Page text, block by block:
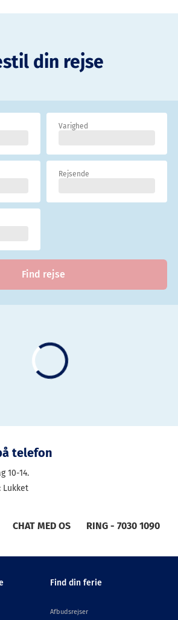
din rejse
Varighed
Rejsende
Find rejse
telefon
10-14.
Lukket
CHAT MED OS RING - 7030 1090
Find din ferie
Afbudsrejser